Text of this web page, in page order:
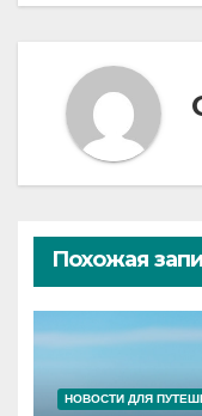
Похожая
НОВОСТИ ДЛЯ